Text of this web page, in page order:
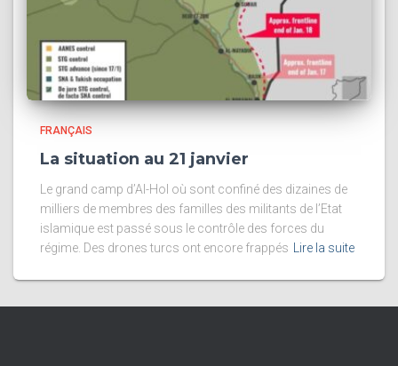
FRANÇAIS
La situation au 21 janvier
Le grand camp d’Al-Hol où sont confiné des dizaines de
milliers de membres des familles des militants de l’Etat
islamique est passé sous le contrôle des forces du
régime. Des drones turcs ont encore frappés
Lire la suite